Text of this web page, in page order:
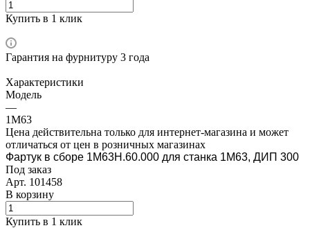
Купить в 1 клик
Гарантия на фурнитуру 3 года
Характеристики
Модель
—
1М63
Цена действительна только для интернет-магазина и может
отличаться от цен в розничных магазинах
Фартук в сборе 1М63Н.60.000 для станка 1М63, ДИП 300
Под заказ
Арт. 101458
В корзину
Купить в 1 клик